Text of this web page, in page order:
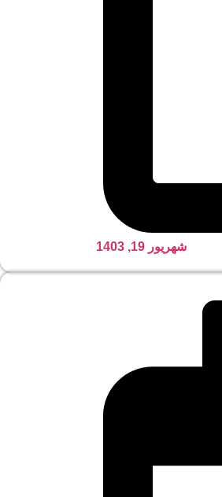
شهریور 19, 1403